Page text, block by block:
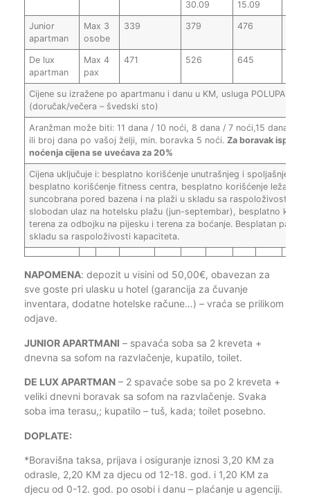
30.09 15.09
Junior
apartman
Max 3
osobe
339 379 476
De lux
apartman
Max 4
pax
471 526 645
Cijene su izražene po apartmanu i danu u KM, usluga
(doručak/večera – švedski sto)
Aranžman može biti: 11 dana / 10 noći, 8 dana / 7 noći,15 dana / 14
ili broj dana po vašoj želji, min. boravka 5 noći.Za boravak ispod 5
noćenja cijena se uvećava za 20%
Cijena uključuje i: besplatno korišćenje unutrašnjeg i spoljašnjeg
besplatno korišćenje fitness centra, besplatno korišćenje ležaljki i
suncobrana pored bazena i na plaži u skladu sa raspoloživosti,
slobodan ulaz na hotelsku plažu (jun-septembar), besplatno
terena za odbojku na pijesku i terena za boćanje. Besplatan
skladu sa raspoloživosti kapaciteta.
NAPOMENA: depozit u visini od 50,00€, obavezan za
sve goste pri ulasku u hotel (garancija za čuvanje
inventara, dodatne hotelske račune…) – vraća se prilikom
odjave.
JUNIOR APARTMANI – spavaća soba sa 2 kreveta +
dnevna sa sofom na razvlačenje, kupatilo, toilet.
DE LUX APARTMAN – 2 spavaće sobe sa po 2 kreveta +
veliki dnevni boravak sa sofom na razvlačenje. Svaka
soba ima terasu,; kupatilo – tuš, kada; toilet posebno.
DOPLATE:
*Boravišna taksa, prijava i osiguranje iznosi 3,20 KM za
odrasle, 2,20 KM za djecu od 12-18. god. i 1,20 KM za
djecu od 0-12. god. po osobi i danu – plaćanje u agenciji.